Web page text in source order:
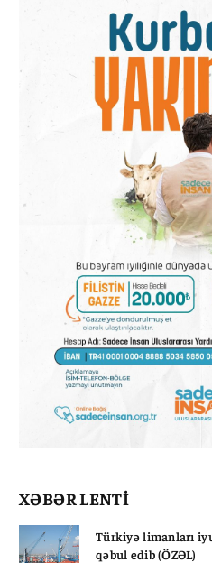
XƏBƏR LENTİ
Türkiyə limanları
qəbul edib (ÖZƏL)